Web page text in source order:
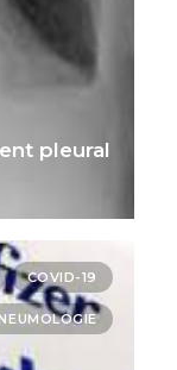
pleural
COVID-19